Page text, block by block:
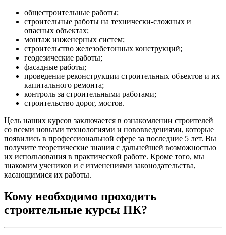
общестроительные работы;
строительные работы на технически-сложных и
опасных объектах;
монтаж инженерных систем;
строительство железобетонных конструкций;
геодезические работы;
фасадные работы;
проведение реконструкции строительных объектов и их
капитального ремонта;
контроль за строительными работами;
строительство дорог, мостов.
Цель наших курсов заключается в ознакомлении строителей
со всеми новыми технологиями и нововведениями, которые
появились в профессиональной сфере за последние 5 лет. Вы
получите теоретические знания с дальнейшей возможностью
их использования в практической работе. Кроме того, мы
знакомим учеников и с изменениями законодательства,
касающимися их работы.
Кому необходимо проходить
строительные курсы ПК?